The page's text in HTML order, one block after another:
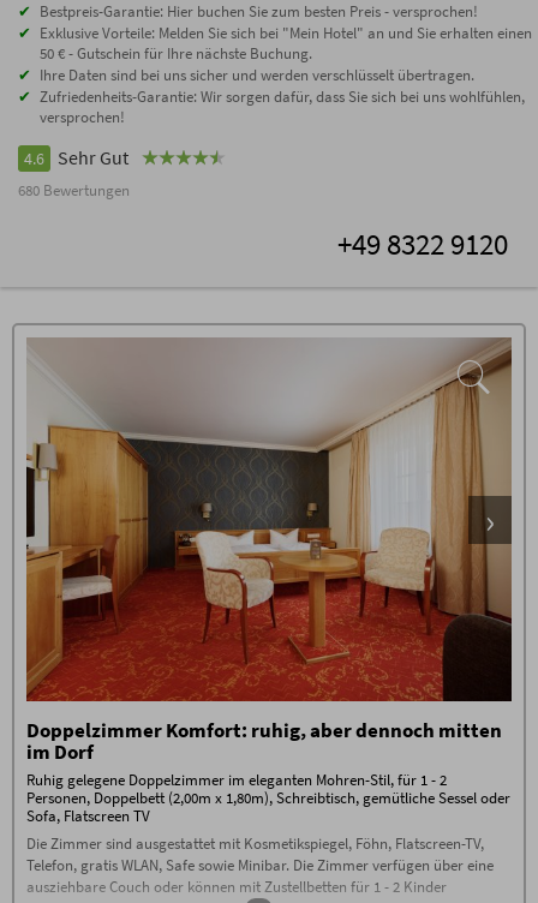
Bestpreis-Garantie: Hier buchen Sie zum besten Preis - versprochen!
Exklusive Vorteile: Melden Sie sich bei "Mein Hotel" an und Sie erhalten einen
50 € - Gutschein für Ihre nächste Buchung.
Ihre Daten sind bei uns sicher und werden verschlüsselt übertragen.
Zufriedenheits-Garantie: Wir sorgen dafür, dass Sie sich bei uns wohlfühlen,
versprochen!
4.6 Sehr Gut
680 Bewertungen
+49 8322 9120
Doppelzimmer Komfort: ruhig, aber dennoch mitten
im Dorf
Ruhig gelegene Doppelzimmer im eleganten Mohren-Stil, für 1 - 2
Personen, Doppelbett (2,00m x 1,80m), Schreibtisch, gemütliche Sessel oder
Sofa, Flatscreen TV
Die Zimmer sind ausgestattet mit Kosmetikspiegel, Föhn, Flatscreen-TV,
Telefon, gratis WLAN, Safe sowie Minibar. Die Zimmer verfügen über eine
ausziehbare Couch oder können mit Zustellbetten für 1 - 2 Kinder